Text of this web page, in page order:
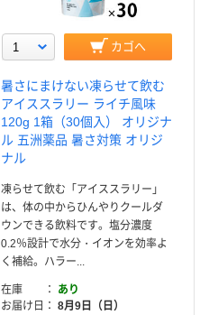
カゴへ
暑さにまけない凍らせて飲む
アイススラリー ライチ風味
120g 1箱（30個入） オリジナ
ル 五洲薬品 暑さ対策 オリジ
ナル
凍らせて飲む「アイススラリー」
は、体の中からひんやりクールダ
ウンできる飲料です。塩分濃度
0.2％設計で水分・イオンを効率よ
く補給。ハラー...
在庫
あり
お届け日
8月9日（日）